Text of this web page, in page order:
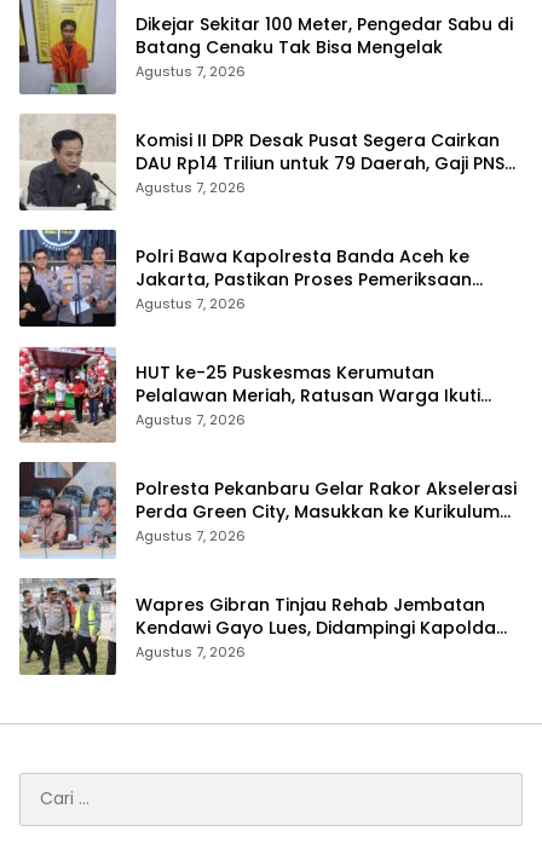
Dikejar Sekitar 100 Meter, Pengedar Sabu di
Agustus 7, 2026
Komisi II DPR Desak Pusat Segera Cairkan
DAU Rp14 Triliun untuk 79 Daerah, Gaji PNS
Terancam Telat
Agustus 7, 2026
Polri Bawa Kapolresta Banda Aceh ke
Jakarta, Pastikan Proses Pemeriksaan
Profesional dan Transparan
Agustus 7, 2026
HUT ke-25 Puskesmas Kerumutan
Pelalawan Meriah, Ratusan Warga Ikuti
Jalan Santai dan Cek Kesehatan Gratis
Agustus 7, 2026
Polresta Pekanbaru Gelar Rakor Akselerasi
Perda Green City, Masukkan ke Kurikulum
Sekolah
Agustus 7, 2026
Wapres Gibran Tinjau Rehab Jembatan
Kendawi Gayo Lues, Didampingi Kapolda
Aceh
Agustus 7, 2026
untuk: